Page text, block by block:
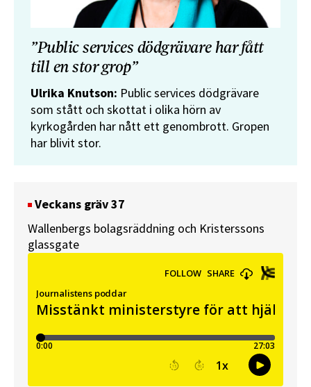
”Public services dödgrävare har fått
till en stor grop”
Ulrika Knutson: Public services dödgrävare
som stått och skottat i olika hörn av
kyrkogården har nått ett genombrott. Gropen
har blivit stor.
Veckans gräv 37
Wallenbergs bolagsräddning och Kristerssons
glassgate